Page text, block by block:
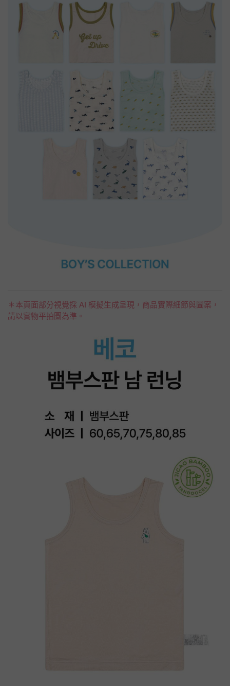
＊本頁面部分視覺採 AI 模擬生成呈現，商品實際細節與圖案，
請以實物平拍圖為準。